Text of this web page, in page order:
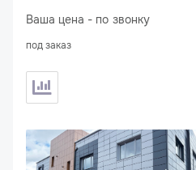
Ваша цена - по звонку
под заказ